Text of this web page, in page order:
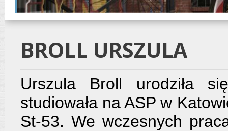
BROLL URSZULA
Urszula Broll urodziła
studiowała na ASP w
St-53. We wczesnych